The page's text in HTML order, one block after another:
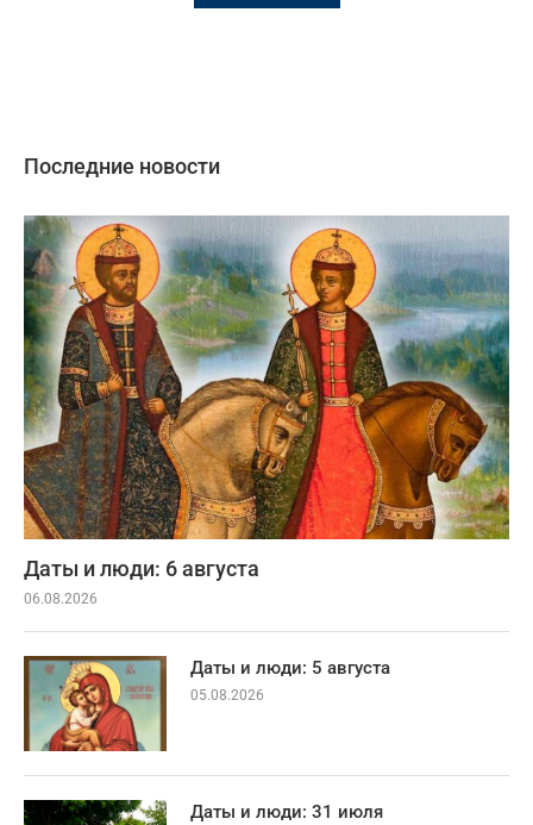
Последние новости
Даты и люди: 6 августа
06.08.2026
Даты и люди: 5 августа
05.08.2026
Даты и люди: 31 июля